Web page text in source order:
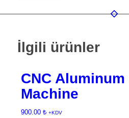
İlgili ürünler
CNC Aluminum
Machine
900.00 ₺ +KDV